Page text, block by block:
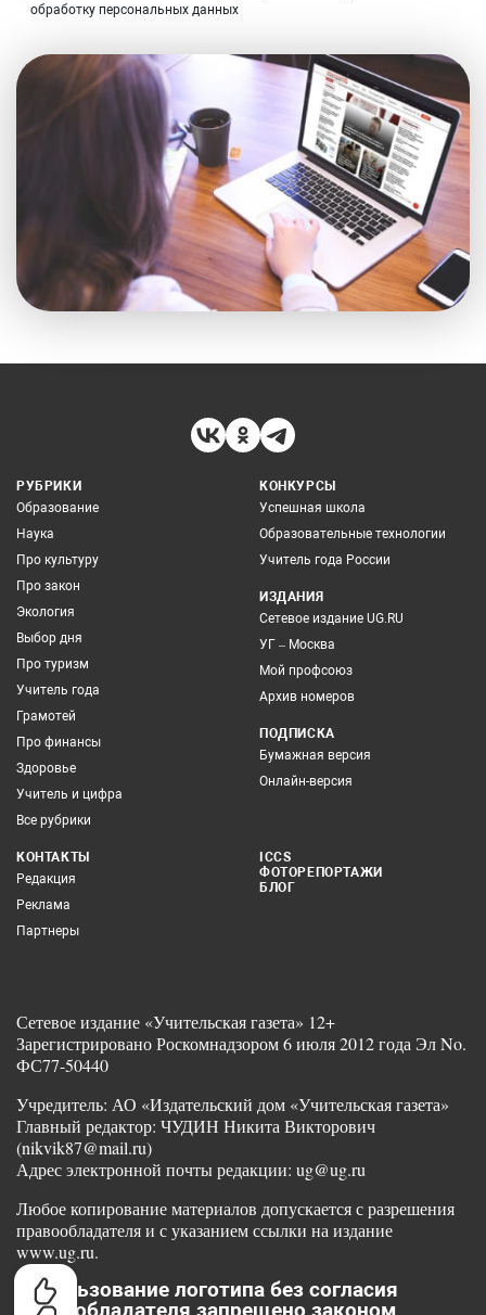
обработку персональных данных
РУБРИКИ
Образование
Наука
Про культуру
Про закон
Экология
Выбор дня
Про туризм
Учитель года
Грамотей
Про финансы
Здоровье
Учитель и цифра
Все рубрики
КОНКУРСЫ
Успешная школа
Образовательные технологии
Учитель года России
ИЗДАНИЯ
Сетевое издание UG.RU
УГ – Москва
Мой профсоюз
Архив номеров
ПОДПИСКА
Бумажная версия
Онлайн-версия
КОНТАКТЫ
Редакция
Реклама
Партнеры
ICCS
ФОТОРЕПОРТАЖИ
БЛОГ
Сетевое издание «Учительская газета» 12+
Зарегистрировано Роскомнадзором 6 июля 2012 года Эл No.
ФС77-50440
Учредитель: АО «Издательский дом «Учительская газета»
Главный редактор: ЧУДИН Никита Викторович
(nikvik87@mail.ru)
Адрес электронной почты редакции: ug@ug.ru
Любое копирование материалов допускается с разрешения
правообладателя и с указанием ссылки на издание
www.ug.ru.
Использование логотипа без согласия